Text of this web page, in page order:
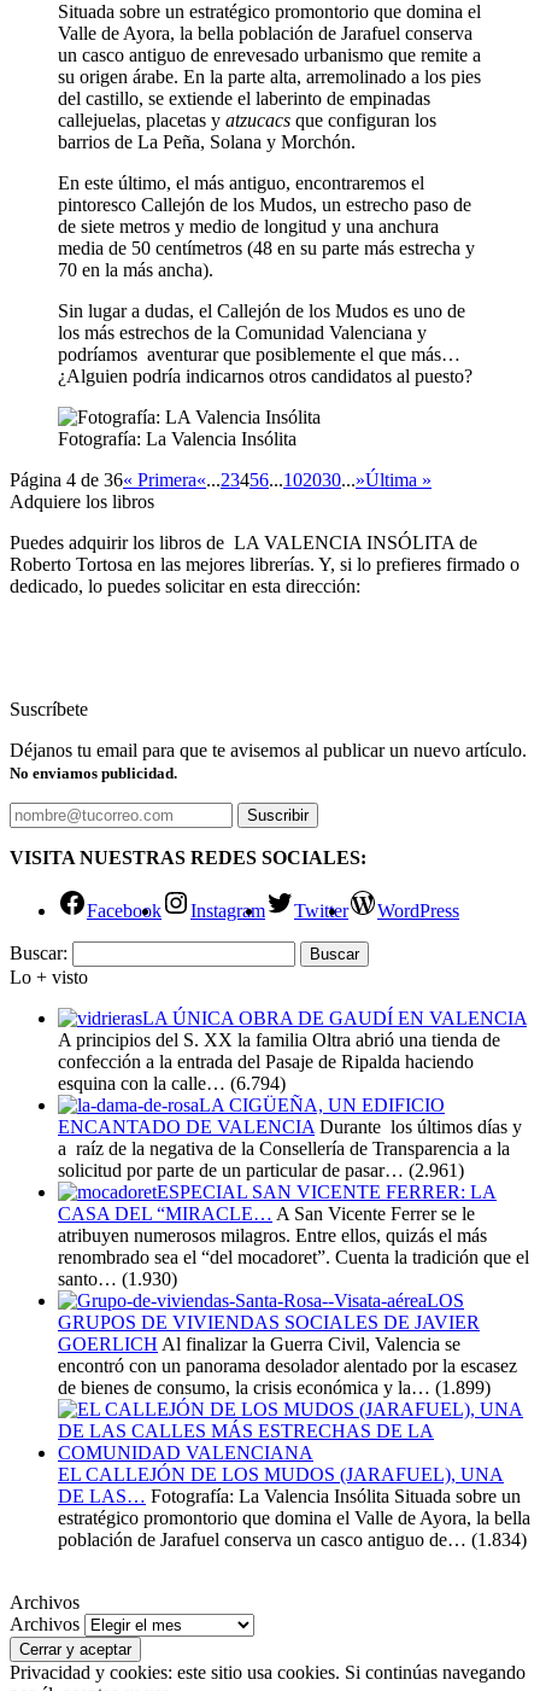
Situada sobre un estratégico promontorio que domina el
Valle de Ayora, la bella población de Jarafuel conserva
un casco antiguo de enrevesado urbanismo que remite a
su origen árabe. En la parte alta, arremolinado a los pies
del castillo, se extiende el laberinto de empinadas
callejuelas, placetas y atzucacs que configuran los
barrios de La Peña, Solana y Morchón.
En este último, el más antiguo, encontraremos el
pintoresco Callejón de los Mudos, un estrecho paso de
de siete metros y medio de longitud y una anchura
media de 50 centímetros (48 en su parte más estrecha y
70 en la más ancha).
Sin lugar a dudas, el Callejón de los Mudos es uno de
los más estrechos de la Comunidad Valenciana y
podríamos aventurar que posiblemente el que más…
¿Alguien podría indicarnos otros candidatos al puesto?
Fotografía: La Valencia Insólita
Página 4 de 36« Primera«...23456...102030...»Última »
Adquiere los libros
Puedes adquirir los libros de LA VALENCIA INSÓLITA de
Roberto Tortosa en las mejores librerías. Y, si lo prefieres firmado o
dedicado, lo puedes solicitar en esta dirección:
Suscríbete
Déjanos tu email para que te avisemos al publicar un nuevo artículo.
No enviamos publicidad.
VISITA NUESTRAS REDES SOCIALES:
Facebook Instagram Twitter WordPress
Buscar:
Lo + visto
LA ÚNICA OBRA DE GAUDÍ EN VALENCIA
A principios del S. XX la familia Oltra abrió una tienda de
confección a la entrada del Pasaje de Ripalda haciendo
esquina con la calle… (6.794)
LA CIGÜEÑA, UN EDIFICIO
ENCANTADO DE VALENCIA Durante los últimos días y
a raíz de la negativa de la Consellería de Transparencia a la
solicitud por parte de un particular de pasar… (2.961)
ESPECIAL SAN VICENTE FERRER: LA
CASA DEL “MIRACLE… A San Vicente Ferrer se le
atribuyen numerosos milagros. Entre ellos, quizás el más
renombrado sea el “del mocadoret”. Cuenta la tradición que el
santo… (1.930)
LOS
GRUPOS DE VIVIENDAS SOCIALES DE JAVIER
GOERLICH Al finalizar la Guerra Civil, Valencia se
encontró con un panorama desolador alentado por la escasez
de bienes de consumo, la crisis económica y la… (1.899)
EL CALLEJÓN DE LOS MUDOS (JARAFUEL), UNA
DE LAS… Fotografía: La Valencia Insólita Situada sobre un
estratégico promontorio que domina el Valle de Ayora, la bella
población de Jarafuel conserva un casco antiguo de… (1.834)
Archivos
Archivos
Privacidad y cookies: este sitio usa cookies. Si continúas navegando